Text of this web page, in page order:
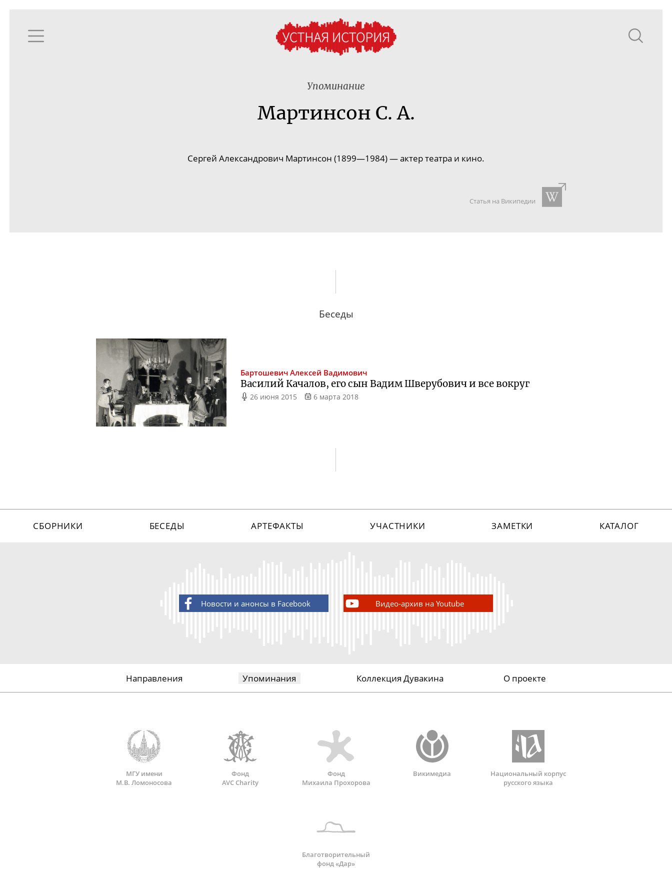
Упоминание
Мартинсон С. А.
Сергей Александрович Мартинсон (1899—1984) — актер театра и кино.
Статья на Википедии
Беседы
Бартошевич Алексей Вадимович
Василий Качалов, его сын Вадим Шверубович и все вокруг
26 июня 2015 6 марта 2018
СБОРНИКИ БЕСЕДЫ АРТЕФАКТЫ УЧАСТНИКИ ЗАМЕТКИ КАТАЛОГ
Новости и анонсы в Facebook Видео-архив на Youtube
Направления Упоминания Коллекция Дувакина О проекте
МГУ имени
М.В. Ломоносова
Фонд
AVC Charity
Фонд
Михаила Прохорова
Викимедиа
Национальный корпус
русского языка
Благотворительный
фонд «Дар»